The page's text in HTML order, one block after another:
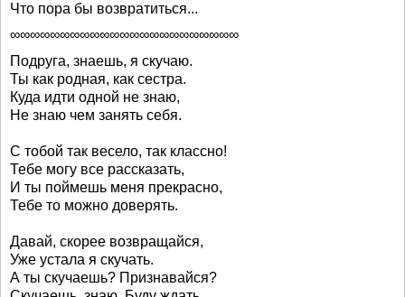
Что пора бы возвратиться...
∞∞∞∞∞∞∞∞∞∞∞∞∞∞∞∞∞∞∞∞∞∞∞
Подруга, знаешь, я скучаю.
Ты как родная, как сестра.
Куда идти одной не знаю,
Не знаю чем занять себя.
С тобой так весело, так классно!
Тебе могу все рассказать,
И ты поймешь меня прекрасно,
Тебе то можно доверять.
Давай, скорее возвращайся,
Уже устала я скучать.
А ты скучаешь? Признавайся?